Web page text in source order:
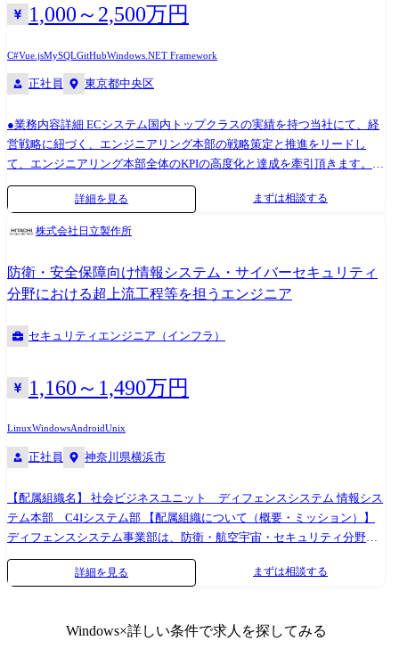
展開PJT(ソフトウェアのインストールや管理運用) ・3000人規模のITイン
フラ環境の設計・構築・運用(サーバー/ネットワーク) ・オフィス新規開
応(一部の業務となります) ●組織運営 ・チームメンバー(4名)のプロジェ
採用等) ・組織運営(予算管理、購買申請他) 【利用機器・システム環境】
サーバーOS:Windows、Linux ※サーバーはWindowsがメインです サー
ビス:AD、DNS、DHCP、Syslog、Azure ADなど クラウドサービ
ス:AWS、Azure ネットワーク機器:Cisco、Meraki、FortiGate、
YAMAHA、DELL、APRESIA セキュリティ:Netskope 監視:Zabbix ●配属
組織 コーポレートIT統括部 情報セキュリティ部 ―セキュリティシステム
課 ―IT基盤課 ★こちらでの配属予定です ―ITデバイス管理課 業務シス
テム部 ―業務システム推進課1課 ―業務システム推進課2課 ―AX推進課
―データ活用推進課 ※従事すべき業務の変更の範囲 本人の能力・適性お
ります。
1,000～2,500万円
C#Vue.jsMySQLGitHubWindows .NET Framework
正社員 東京都中央区
●業務内容詳細 ECシステム国内トップクラスの実績を持つ当社にて、経
営戦略に紐づく、エンジニアリング本部の戦略策定と推進をリードし
て、エンジニアリング本部全体のKPIの高度化と達成を牽引頂きます。
【メインミッション】 社員の最大数のメンバーが属する「エンジニアリ
ング本部」において、3つの核となる部署である、「R&D部」「製品開
発部」「品質管理部」を統括し各部署の高度化/マネジメントを通してパ
ただく事を期待します。 【手がける製品・サービス】 ●大手含む900社
以上の企業に導入されている自社ECプラットフォーム ●業界最高水準の
1,000以上の機能を持ち、独自カスタマイズ可能 ●目指すは、最新テクノ
・最も売上UPが期待できるECプラットフォーム 第1位 ※1 ※2 ・生
セキュリティが安心できるに強いECプラットフォーム 第1位 ※1
※2 ・ユニファイドコマースでEC事業成長が最も期待できるECプラット
リサーチ機構調べ ※2 調査期間: 2022年10月12日～11月21日 ※3 調査
ック 言語:C#, Vue.js フレームワーク:ASP.NET Web Forms, ASP.NET MVC
ライブラリ:自社ライブラリ含む多数 統合開発環境:Visual Studio データ
ベース管理:SQL Server バージョン管理:Team Foundation Server, Git 使用
PC:Windows10
詳細を見る まずは相談する
株式会社日立製作所
防衛・安全保障向け情報システム・サイバーセキュリティ
分野における超上流工程等を担うエンジニア
セキュリティエンジニア（インフラ）
1,160～1,490万円
LinuxWindowsAndroidUnix
正社員 神奈川県横浜市
【配属組織名】 社会ビジネスユニット ディフェンスシステム 情報シス
テム本部 C4Iシステム部 【配属組織について（概要・ミッション）】
ディフェンスシステム事業部は、防衛・航空宇宙・セキュリティ分野を
支える技術と経験を核に、日立グループの最新技術を集結して、社会イ
ンフラ安全保障事業を推進し、宇宙・サイバー・電磁波の領域も含めた
https://www.hitachi.co.jp/recruit/newgraduate/field-navi/defense/ C4Iシステ
詳細を見る まずは相談する
Windows×詳しい条件で求人を探してみる